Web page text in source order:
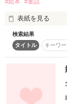
学園No.1の権力
“野獣様”に、
なぜか目をつけ
#絵本 #童話
表紙を見る
初めましてが言
こんにちはって
検索結果
タイトル
キーワ